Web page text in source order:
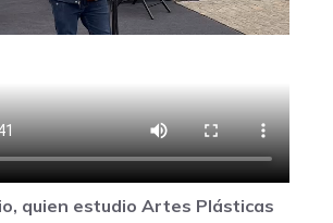
quien estudio Artes Plásticas